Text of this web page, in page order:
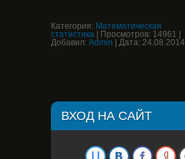
Категория: Математическая
статистика
Просмотров: 14961
Добавил: Admin Дата: 24.08.2014
ВХОД НА САЙТ